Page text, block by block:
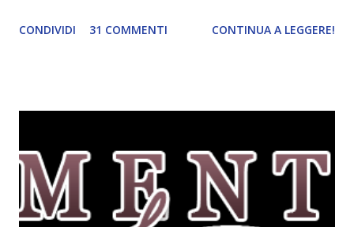
impazzire e.e Un po' mi dispiacerà abbandonare quest
colori del blu, Amy Harmon ★ ★ ★ ★ Sapete il mio
rapporto con gli ya. Questo stranamente mi è piaciuto
molto. Mi è piaciuta la protagonista, la sua crescita, il suo
CONDIVIDI 31 COMMENTI CONTINUA A LEGGERE!